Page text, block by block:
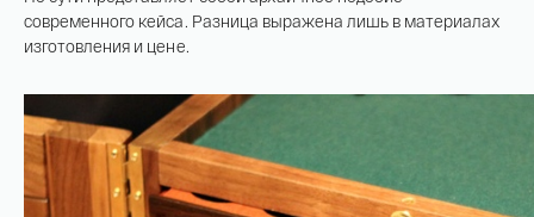
современного кейса. Разница выражена лишь в материалах
изготовления и цене.